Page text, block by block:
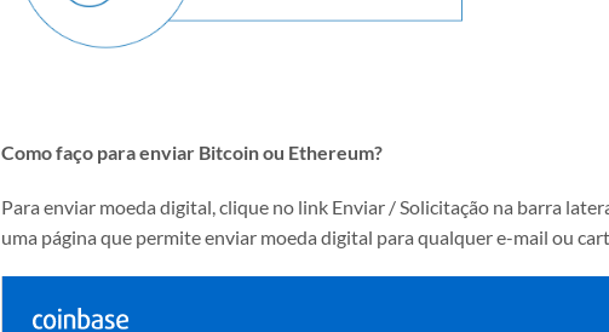
Como faço para enviar Bitcoin ou Ethereum?
Para enviar moeda digital, clique no link Enviar / Solicitação na barra
uma página que permite enviar moeda digital para qualquer e-mail ou